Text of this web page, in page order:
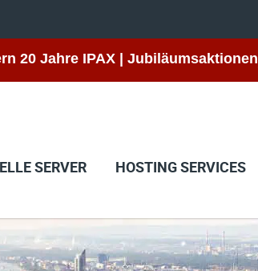
20 Jahre IPAX | Jubiläumsaktionen
SERVER HOSTING SERVICES